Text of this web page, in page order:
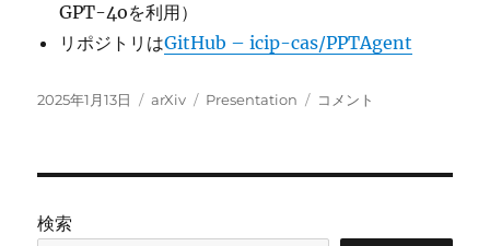
GPT-4oを利用）
リポジトリはGitHub – icip-cas/PPTAgent
投
2025年1月13日
カ
arXiv
タ
Presentation
PPTAgent:
Text-
コメント
検索